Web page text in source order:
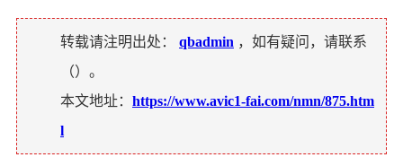
转载请注明出处： qbadmin ，如有疑问，请联系
（）。
本文地址： https://www.avic1-fai.com/nmn/875.htm
l